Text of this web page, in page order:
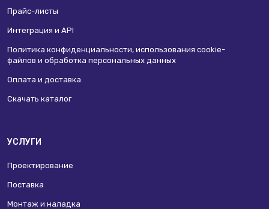
Прайс-листы
Интеграция и API
Политика конфиденциальности, использования сookie-
файлов и обработка персональных данных
Оплата и доставка
Скачать каталог
УСЛУГИ
Проектирование
Поставка
Монтаж и наладка